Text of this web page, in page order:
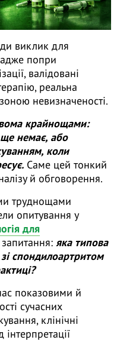
виклик для
адже попри
валідовані
реальна
невизначеності.
крайнощами:
немає, або
коли
Саме цей тонкий
й обговорення.
труднощами
опитування у
для
яка типова
спондилоартритом
показовими й
сучасних
клінічні